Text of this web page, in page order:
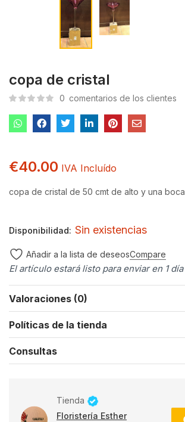
copa de cristal
0 comentarios de los clientes
€40.00 IVA Incluído
copa de cristal de 50 cmt de alto y una
Disponibilidad: Sin existencias
Añadir a la lista de deseosCompare
El artículo estará listo para enviar en 1
Valoraciones (0)
Políticas de la tienda
Consultas
Tienda
Floristería Esther